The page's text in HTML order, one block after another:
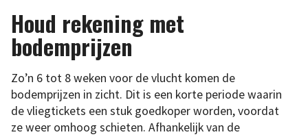
Houd rekening met
bodemprijzen
Zo’n 6 tot 8 weken voor de vlucht komen de
bodemprijzen in zicht. Dit is een korte periode waarin
de vliegtickets een stuk goedkoper worden, voordat
ze weer omhoog schieten. Afhankelijk van de